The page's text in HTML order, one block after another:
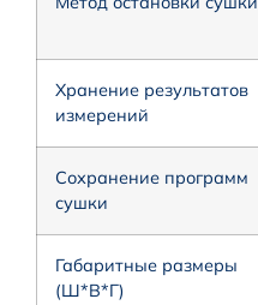
Хранение результатов
измерений
Сохранение программ
сушки
Габаритные размеры
(Ш*В*Г)